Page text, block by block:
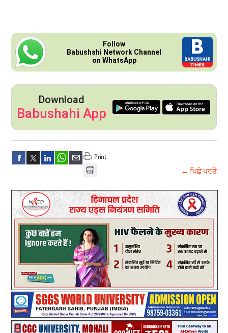
Follow
Babushahi Network Channel
on WhatsApp
Download
Babushahi App
← ਪਿਛੇ ਪਰਤੋ